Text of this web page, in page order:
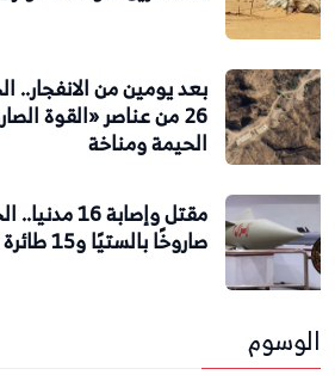
بعد يومين من
26 من عناصر «القوة
الحيمة ومناخة
صاروخًا بالستيًا و15 طائرة مسيرة على مأرب
الوسوم